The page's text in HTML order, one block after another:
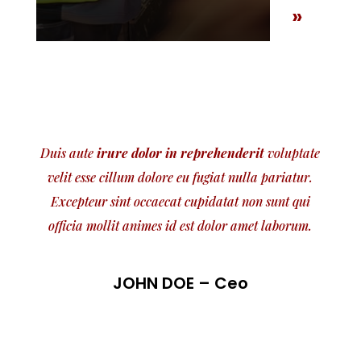
»
Duis auteirure dolor in reprehenderitvoluptate
velit esse cillum dolore eu fugiat nulla pariatur.
Excepteur sint occaecat cupidatat non sunt qui
officia mollit animes id est dolor amet laborum.
JOHN DOE – Ceo